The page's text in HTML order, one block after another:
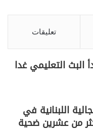
يمس القضايا
بعيدا
وغيرها من
يحاولون
في العلوم
تهمُّ الإنسان
تعليقات
البث التعليمي غدا
اللبنانية في
من عشرين ضحية